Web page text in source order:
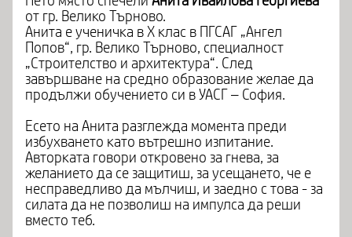
от гр. Велико Търново.
Анита е ученичка в X клас в ПГСАГ „Ангел
Попов“, гр. Велико Търново, специалност
„Строителство и архитектура“. След
завършване на средно образование желае да
продължи обучението си в УАСГ – София.
Есето на Анита разглежда момента преди
избухването като вътрешно изпитание.
Авторката говори откровено за гнева, за
желанието да се защитиш, за усещането, че е
несправедливо да мълчиш, и заедно с това - за
силата да не позволиш на импулса да реши
вместо теб.